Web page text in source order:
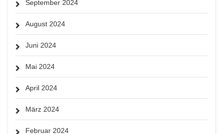
September 2024
August 2024
Juni 2024
Mai 2024
April 2024
März 2024
Februar 2024